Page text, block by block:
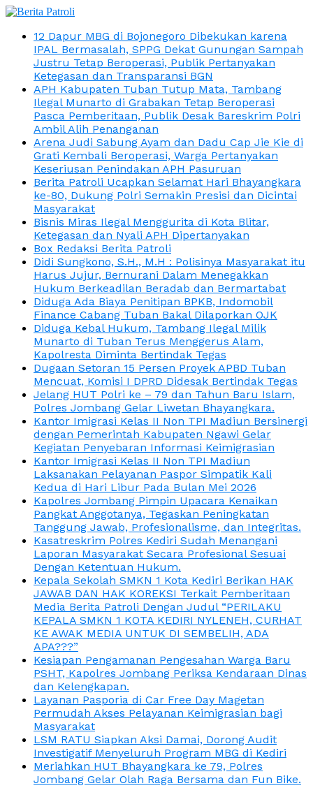
12 Dapur MBG di Bojonegoro Dibekukan karena
IPAL Bermasalah, SPPG Dekat Gunungan Sampah
Justru Tetap Beroperasi, Publik Pertanyakan
Ketegasan dan Transparansi BGN
APH Kabupaten Tuban Tutup Mata, Tambang
Ilegal Munarto di Grabakan Tetap Beroperasi
Pasca Pemberitaan, Publik Desak Bareskrim Polri
Ambil Alih Penanganan
Arena Judi Sabung Ayam dan Dadu Cap Jie Kie di
Grati Kembali Beroperasi, Warga Pertanyakan
Keseriusan Penindakan APH Pasuruan
Berita Patroli Ucapkan Selamat Hari Bhayangkara
ke-80, Dukung Polri Semakin Presisi dan Dicintai
Masyarakat
Bisnis Miras Ilegal Menggurita di Kota Blitar,
Ketegasan dan Nyali APH Dipertanyakan
Box Redaksi Berita Patroli
Didi Sungkono, S.H., M.H : Polisinya Masyarakat itu
Harus Jujur, Bernurani Dalam Menegakkan
Hukum Berkeadilan Beradab dan Bermartabat
Diduga Ada Biaya Penitipan BPKB, Indomobil
Finance Cabang Tuban Bakal Dilaporkan OJK
Diduga Kebal Hukum, Tambang Ilegal Milik
Munarto di Tuban Terus Menggerus Alam,
Kapolresta Diminta Bertindak Tegas
Dugaan Setoran 15 Persen Proyek APBD Tuban
Mencuat, Komisi I DPRD Didesak Bertindak Tegas
Jelang HUT Polri ke – 79 dan Tahun Baru Islam,
Polres Jombang Gelar Liwetan Bhayangkara.
Kantor Imigrasi Kelas II Non TPI Madiun Bersinergi
dengan Pemerintah Kabupaten Ngawi Gelar
Kegiatan Penyebaran Informasi Keimigrasian
Kantor Imigrasi Kelas II Non TPI Madiun
Laksanakan Pelayanan Paspor Simpatik Kali
Kedua di Hari Libur Pada Bulan Mei 2026
Kapolres Jombang Pimpin Upacara Kenaikan
Pangkat Anggotanya, Tegaskan Peningkatan
Tanggung Jawab, Profesionalisme, dan Integritas.
Kasatreskrim Polres Kediri Sudah Menangani
Laporan Masyarakat Secara Profesional Sesuai
Dengan Ketentuan Hukum.
Kepala Sekolah SMKN 1 Kota Kediri Berikan HAK
JAWAB DAN HAK KOREKSI Terkait Pemberitaan
Media Berita Patroli Dengan Judul “PERILAKU
KEPALA SMKN 1 KOTA KEDIRI NYLENEH, CURHAT
KE AWAK MEDIA UNTUK DI SEMBELIH, ADA
APA???”
Kesiapan Pengamanan Pengesahan Warga Baru
PSHT, Kapolres Jombang Periksa Kendaraan Dinas
dan Kelengkapan.
Layanan Pasporia di Car Free Day Magetan
Permudah Akses Pelayanan Keimigrasian bagi
Masyarakat
LSM RATU Siapkan Aksi Damai, Dorong Audit
Investigatif Menyeluruh Program MBG di Kediri
Meriahkan HUT Bhayangkara ke 79, Polres
Jombang Gelar Olah Raga Bersama dan Fun Bike.